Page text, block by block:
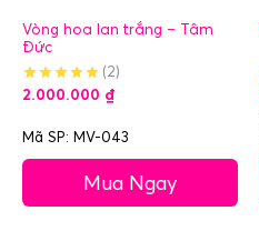
Vòng hoa lan trắng – Tâm
Đức
(2)
2.000.000 ₫
Mã SP: MV-043
Mua Ngay